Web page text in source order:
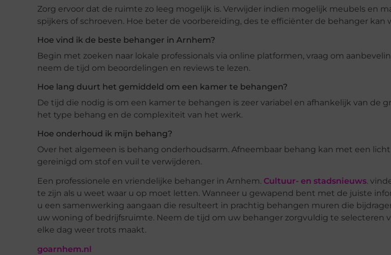
Zorg ervoor dat de ruimte zo leeg mogelijk is. Verwijder indien mogelijk meubels en
spijkers of schroeven. Hoe beter de voorbereiding, des te efficiënter de behanger kan
Hoe vind ik de beste behanger in Arnhem?
Begin met zoeken naar lokale professionals via online platformen, vraag om
neem de tijd om beoordelingen en reviews te lezen.
Hoe lang duurt het gemiddeld om een kamer te behangen?
De tijd die nodig is om een kamer te behangen is zeer variabel en afhankelijk van de
het type behang en de complexiteit van het werk.
Hoe onderhoud ik mijn behang?
Over het algemeen is behang onderhoudsarm. Afneembaar behang kan met een
gereinigd om stof en vuil te verwijderen.
Een professionele en vriendelijke behanger in Arnhem. Cultuur- en stadsnieuws.
te zijn als u weet waar u op moet letten. Wanneer u gewapend bent met de juiste
u een samenwerking aangaan die resulteert in prachtig behangen muren die
uw woning of bedrijfsruimte. Neem de tijd om uw behanger zorgvuldig te selecteren
elke dag weer trots maakt.
goarnhem.nl